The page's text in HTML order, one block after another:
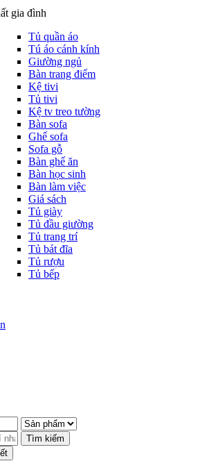
gia đình
Tủ quần áo
Tú áo cánh kính
Giường ngủ
Bàn trang điểm
Kệ tivi
Tủ tivi
Kệ tv treo tường
Bàn sofa
Ghế sofa
Sofa gỗ
Bàn ghế ăn
Bàn học sinh
Bàn làm việc
Giá sách
Tủ giày
Tủ đầu giường
Tủ trang trí
Tủ bát đĩa
Tủ rượu
Tủ bếp
Tìm kiếm